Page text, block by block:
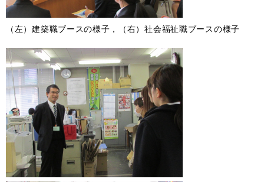
（左）建築職ブースの様子，（右）社会福祉職ブースの様子